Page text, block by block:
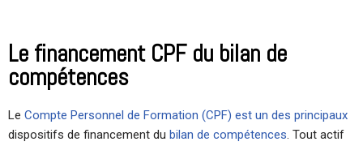
Le financement CPF du bilan de
compétences
Le Compte Personnel de Formation (CPF) est un des principaux
dispositifs de financement du bilan de compétences. Tout actif